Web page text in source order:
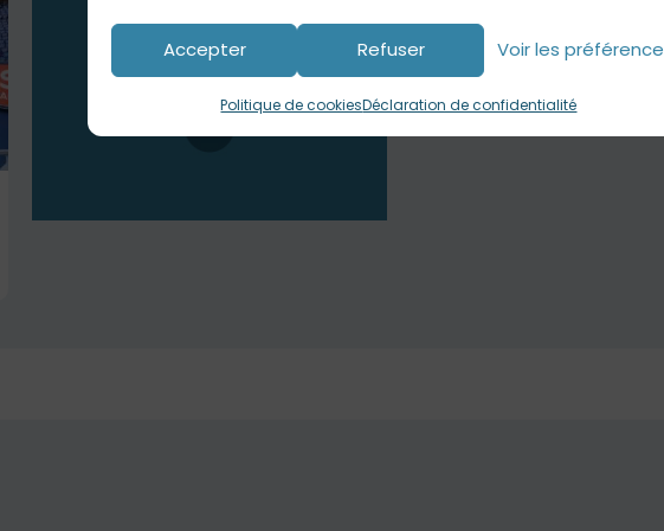
Accepter Refuser Voir les
Politique de cookiesDéclaration de confidentialité